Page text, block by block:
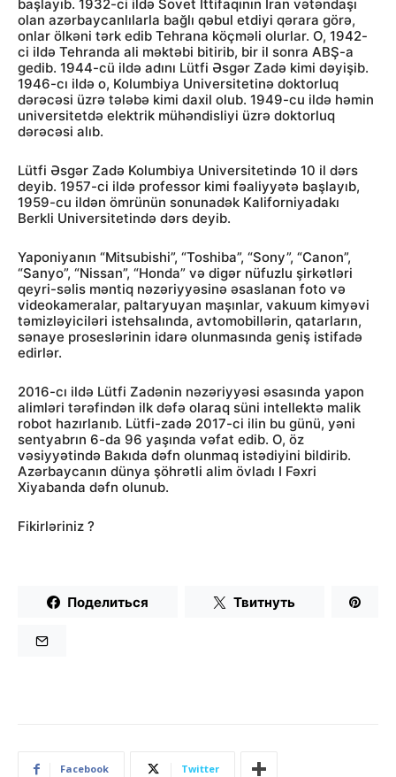
başlayıb. 1932-ci ildə Sovet İttifaqının İran vətəndaşı
olan azərbaycanlılarla bağlı qəbul etdiyi qərara görə,
onlar ölkəni tərk edib Tehrana köçməli olurlar. O, 1942-
ci ildə Tehranda ali məktəbi bitirib, bir il sonra ABŞ-a
gedib. 1944-cü ildə adını Lütfi Əsgər Zadə kimi dəyişib.
1946-cı ildə o, Kolumbiya Universitetinə doktorluq
dərəcəsi üzrə tələbə kimi daxil olub. 1949-cu ildə həmin
universitetdə elektrik mühəndisliyi üzrə doktorluq
dərəcəsi alıb.
Lütfi Əsgər Zadə Kolumbiya Universitetində 10 il dərs
deyib. 1957-ci ildə professor kimi fəaliyyətə başlayıb,
1959-cu ildən ömrünün sonunadək Kaliforniyadakı
Berkli Universitetində dərs deyib.
Yaponiyanın “Mitsubishi”, “Toshiba”, “Sony”, “Canon”,
“Sanyo”, “Nissan”, “Honda” və digər nüfuzlu şirkətləri
qeyri-səlis məntiq nəzəriyyəsinə əsaslanan foto və
videokameralar, paltaryuyan maşınlar, vakuum kimyəvi
təmizləyiciləri istehsalında, avtomobillərin, qatarların,
sənaye proseslərinin idarə olunmasında geniş istifadə
edirlər.
2016-cı ildə Lütfi Zadənin nəzəriyyəsi əsasında yapon
alimləri tərəfindən ilk dəfə olaraq süni intellektə malik
robot hazırlanıb. Lütfi-zadə 2017-ci ilin bu günü, yəni
sentyabrın 6-da 96 yaşında vəfat edib. O, öz
vəsiyyətində Bakıda dəfn olunmaq istədiyini bildirib.
Azərbaycanın dünya şöhrətli alim övladı I Fəxri
Xiyabanda dəfn olunub.
Fikirləriniz ?
Поделиться Твитнуть
Facebook Twitter